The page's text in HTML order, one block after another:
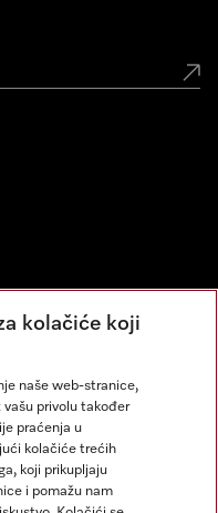
kolačiće koji
naše web-stranice,
privolu također
praćenja u
kolačiće trećih
koji prikupljaju
i pomažu nam